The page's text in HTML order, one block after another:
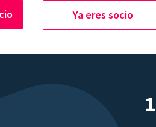
Ya eres socio